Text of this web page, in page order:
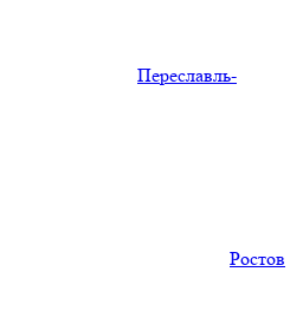
Переславль-
Ростов